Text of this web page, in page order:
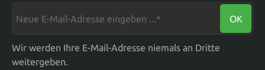
OK
Wir werden Ihre E-Mail-Adresse niemals an Dritte
weitergeben.